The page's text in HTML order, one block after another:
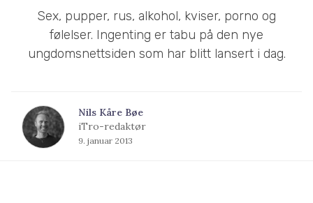
Sex, pupper, rus, alkohol, kviser, porno og
følelser. Ingenting er tabu på den nye
ungdomsnettsiden som har blitt lansert i dag.
Nils Kåre Bøe
iTro-redaktør
9. januar 2013